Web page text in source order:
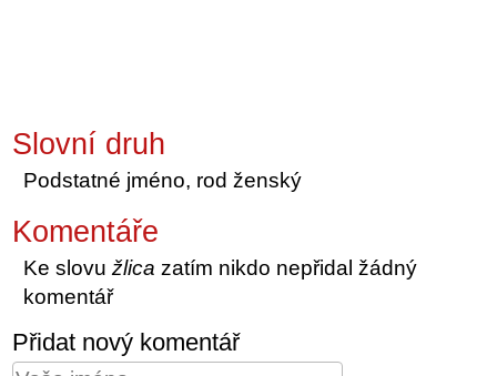
Slovní druh
Podstatné jméno, rod ženský
Komentáře
Ke slovužlica zatím nikdo nepřidal žádný
komentář
Přidat nový komentář